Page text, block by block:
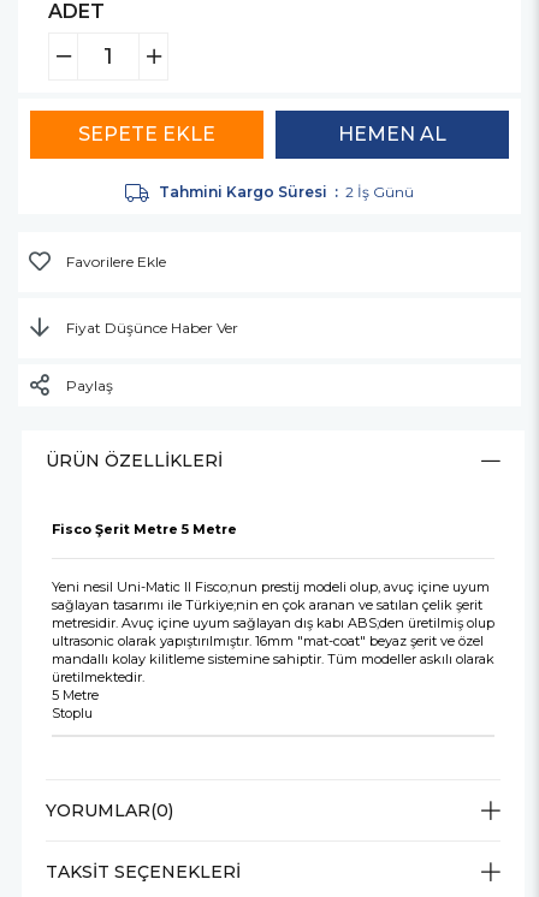
ADET
Tahmini Kargo Süresi : 2 İş Günü
Favorilere Ekle
Fiyat Düşünce Haber Ver
Paylaş
ÜRÜN ÖZELLIKLERI
Fisco Şerit Metre 5 Metre
Yeni nesil Uni-Matic II Fisco;nun prestij modeli olup, avuç içine uyum
sağlayan tasarımı ile Türkiye;nin en çok aranan ve satılan çelik şerit
metresidir. Avuç içine uyum sağlayan dış kabı ABS;den üretilmiş olup
ultrasonic olarak yapıştırılmıştır. 16mm "mat-coat" beyaz şerit ve özel
mandallı kolay kilitleme sistemine sahiptir. Tüm modeller askılı olarak
üretilmektedir.
5 Metre
Stoplu
YORUMLAR(0)
TAKSIT SEÇENEKLERI